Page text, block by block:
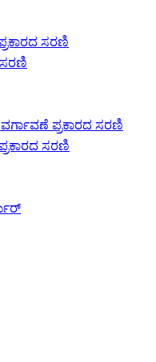
ಸರಣಿ
ಸರಣಿ
ಪ್ರಕಾರದ ಸರಣಿ
ಸರಣಿ